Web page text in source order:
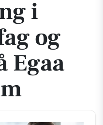
i
og
Egaa